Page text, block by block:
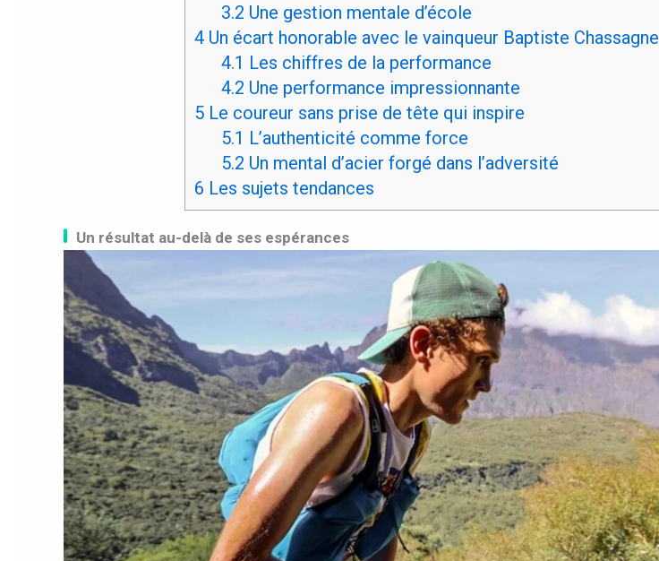
3.2 Une gestion mentale d’école
4Un écart honorable avec le vainqueur Baptiste Chassagne
4.1 Les chiffres de la performance
4.2 Une performance impressionnante
5Le coureur sans prise de tête qui inspire
5.1 L’authenticité comme force
5.2 Un mental d’acier forgé dans l’adversité
6 Les sujets tendances
Un résultat au-delà de ses espérances